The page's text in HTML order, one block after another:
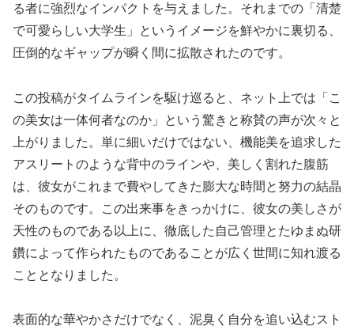
る者に強烈なインパクトを与えました。それまでの「清楚
で可愛らしい大学生」というイメージを鮮やかに裏切る、
圧倒的なギャップが瞬く間に拡散されたのです。
この投稿がタイムラインを駆け巡ると、ネット上では「こ
の美女は一体何者なのか」という驚きと称賛の声が次々と
上がりました。単に細いだけではない、機能美を追求した
アスリートのような背中のラインや、美しく割れた腹筋
は、彼女がこれまで費やしてきた膨大な時間と努力の結晶
そのものです。この出来事をきっかけに、彼女の美しさが
天性のものである以上に、徹底した自己管理とたゆまぬ研
鑽によって作られたものであることが広く世間に知れ渡る
こととなりました。
表面的な華やかさだけでなく、泥臭く自分を追い込むスト